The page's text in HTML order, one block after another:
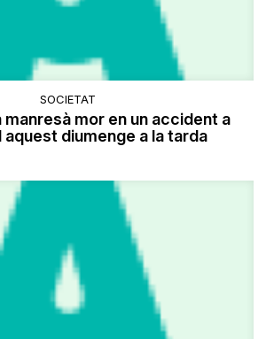
SOCIETAT
mor en un accident a
aquest diumenge a la tarda